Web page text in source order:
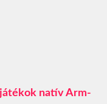
natív Arm-